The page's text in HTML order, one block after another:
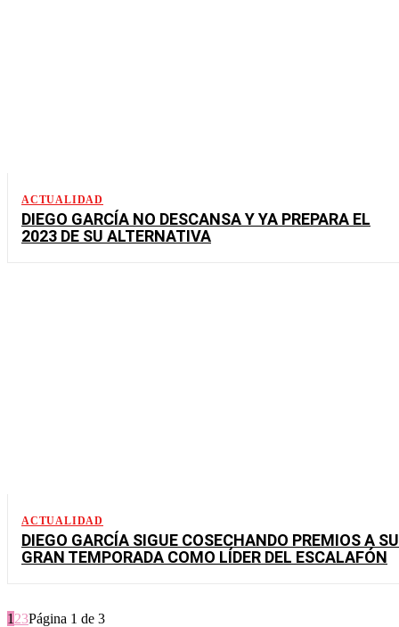
ACTUALIDAD
DIEGO GARCÍA NO DESCANSA Y YA PREPARA EL
2023 DE SU ALTERNATIVA
ACTUALIDAD
DIEGO GARCÍA SIGUE COSECHANDO PREMIOS A SU
GRAN TEMPORADA COMO LÍDER DEL ESCALAFÓN
1 23Página 1 de 3